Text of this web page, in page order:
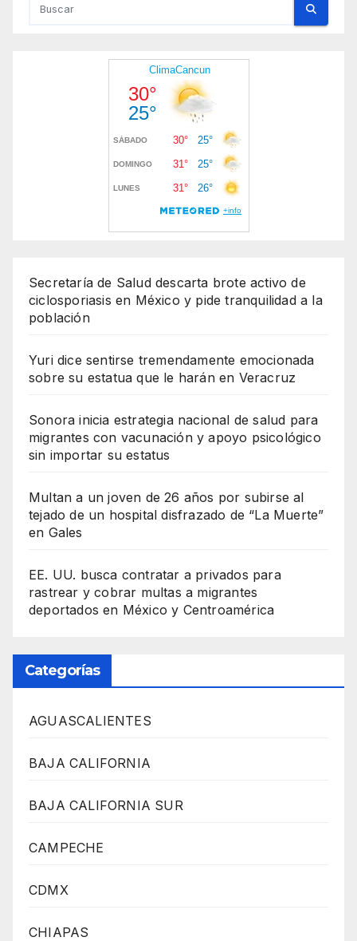
Secretaría de Salud descarta brote activo de
ciclosporiasis en México y pide tranquilidad a la
población
Yuri dice sentirse tremendamente emocionada
sobre su estatua que le harán en Veracruz
Sonora inicia estrategia nacional de salud para
migrantes con vacunación y apoyo psicológico
sin importar su estatus
Multan a un joven de 26 años por subirse al
tejado de un hospital disfrazado de “La Muerte”
en Gales
EE. UU. busca contratar a privados para
rastrear y cobrar multas a migrantes
deportados en México y Centroamérica
Categorías
AGUASCALIENTES
BAJA CALIFORNIA
BAJA CALIFORNIA SUR
CAMPECHE
CDMX
CHIAPAS